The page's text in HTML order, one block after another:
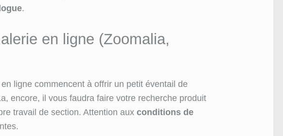
.
en ligne (Zoomalia,
ligne commencent à offrir un petit éventail de
encore, il vous faudra faire votre recherche produit
travail de section. Attention auxconditions de